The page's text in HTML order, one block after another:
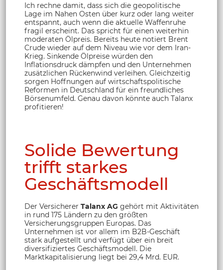
Ich rechne damit, dass sich die geopolitische
Lage im Nahen Osten über kurz oder lang weiter
entspannt, auch wenn die aktuelle Waffenruhe
fragil erscheint. Das spricht für einen weiterhin
moderaten Ölpreis. Bereits heute notiert Brent
Crude wieder auf dem Niveau wie vor dem Iran-
Krieg. Sinkende Ölpreise würden den
Inflationsdruck dämpfen und den Unternehmen
zusätzlichen Rückenwind verleihen. Gleichzeitig
sorgen Hoffnungen auf wirtschaftspolitische
Reformen in Deutschland für ein freundliches
Börsenumfeld. Genau davon könnte auch Talanx
profitieren!
Solide Bewertung
trifft starkes
Geschäftsmodell
Der Versicherer Talanx AG gehört mit Aktivitäten
in rund 175 Ländern zu den größten
Versicherungsgruppen Europas. Das
Unternehmen ist vor allem im B2B-Geschäft
stark aufgestellt und verfügt über ein breit
diversifiziertes Geschäftsmodell. Die
Marktkapitalisierung liegt bei 29,4 Mrd. EUR.